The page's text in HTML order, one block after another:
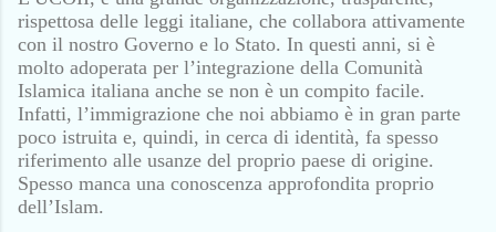
rispettosa delle leggi italiane, che collabora attivamente
con il nostro Governo e lo Stato. In questi anni, si è
molto adoperata per l’integrazione della Comunità
Islamica italiana anche se non è un compito facile.
Infatti, l’immigrazione che noi abbiamo è in gran parte
poco istruita e, quindi, in cerca di identità, fa spesso
riferimento alle usanze del proprio paese di origine.
Spesso manca una conoscenza approfondita proprio
dell’Islam.